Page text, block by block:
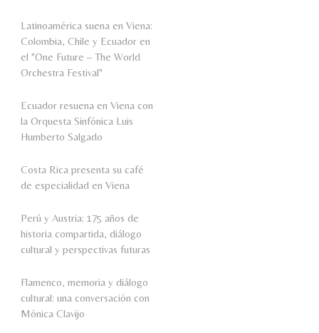
Latinoamérica suena en Viena:
Colombia, Chile y Ecuador en
el "One Future – The World
Orchestra Festival"
Ecuador resuena en Viena con
la Orquesta Sinfónica Luis
Humberto Salgado
Costa Rica presenta su café
de especialidad en Viena
Perú y Austria: 175 años de
historia compartida, diálogo
cultural y perspectivas futuras
Flamenco, memoria y diálogo
cultural: una conversación con
Mónica Clavijo